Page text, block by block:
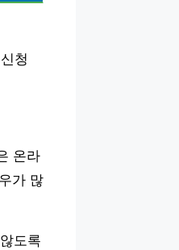
청
온라
가 많
도록